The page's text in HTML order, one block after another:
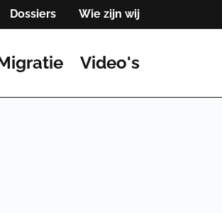
Dossiers Wie zijn wij
Video's